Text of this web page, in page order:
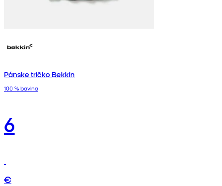
Pánske tričko Bekkin
100 % bavlna
6
€